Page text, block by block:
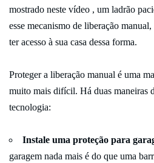
mostrado neste vídeo , um ladrão
esse mecanismo de liberação
ter acesso à sua casa dessa forma.
Proteger a liberação manual é uma
muito mais difícil. Há duas maneiras
tecnologia:
Instale uma proteção para
garagem nada mais é do que uma